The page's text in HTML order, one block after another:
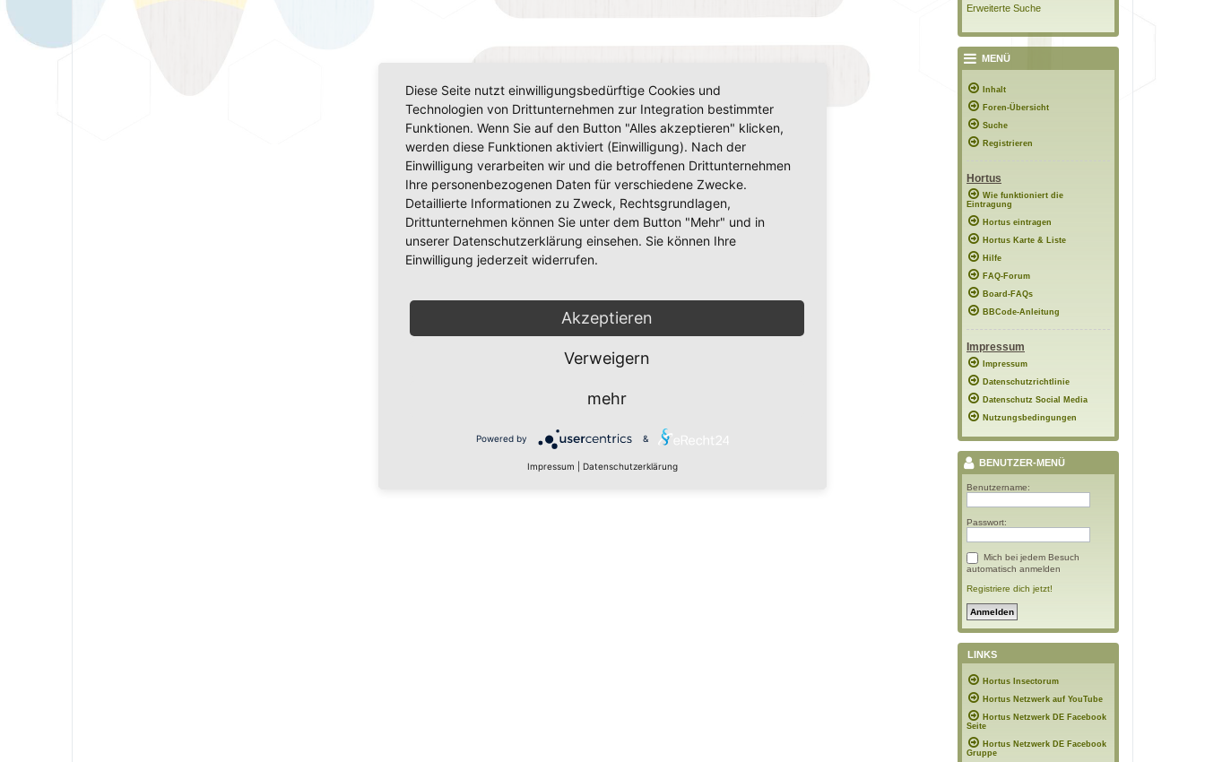
Erweiterte Suche
MENÜ
Inhalt
Foren-Übersicht
Suche
Registrieren
Hortus
Wie funktioniert die
Eintragung
Hortus eintragen
Hortus Karte & Liste
Hilfe
FAQ-Forum
Board-FAQs
BBCode-Anleitung
Impressum
Impressum
Datenschutzrichtlinie
Datenschutz Social Media
Nutzungsbedingungen
BENUTZER-MENÜ
Benutzername:
Passwort:
Mich bei jedem Besuch
automatisch anmelden
Registriere dich jetzt!
LINKS
Hortus Insectorum
Hortus Netzwerk auf YouTube
Hortus Netzwerk DE Facebook
Seite
Hortus Netzwerk DE Facebook
Gruppe
Diese Seite nutzt einwilligungsbedürftige Cookies und
Technologien von Drittunternehmen zur Integration bestimmter
Funktionen. Wenn Sie auf den Button "Alles akzeptieren" klicken,
werden diese Funktionen aktiviert (Einwilligung). Nach der
Einwilligung verarbeiten wir und die betroffenen Drittunternehmen
Ihre personenbezogenen Daten für verschiedene Zwecke.
Detaillierte Informationen zu Zweck, Rechtsgrundlagen,
Drittunternehmen können Sie unter dem Button "Mehr" und in
unserer Datenschutzerklärung einsehen. Sie können Ihre
Einwilligung jederzeit widerrufen.
Akzeptieren
Verweigern
mehr
Powered by &
Impressum Datenschutzerklärung